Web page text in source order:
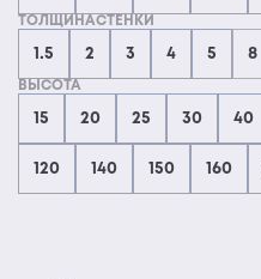
ТОЛЩИНАСТЕНКИ
1.5 2 3 4 5 8
ВЫСОТА
15 20 25 30 40
120 140 150 160